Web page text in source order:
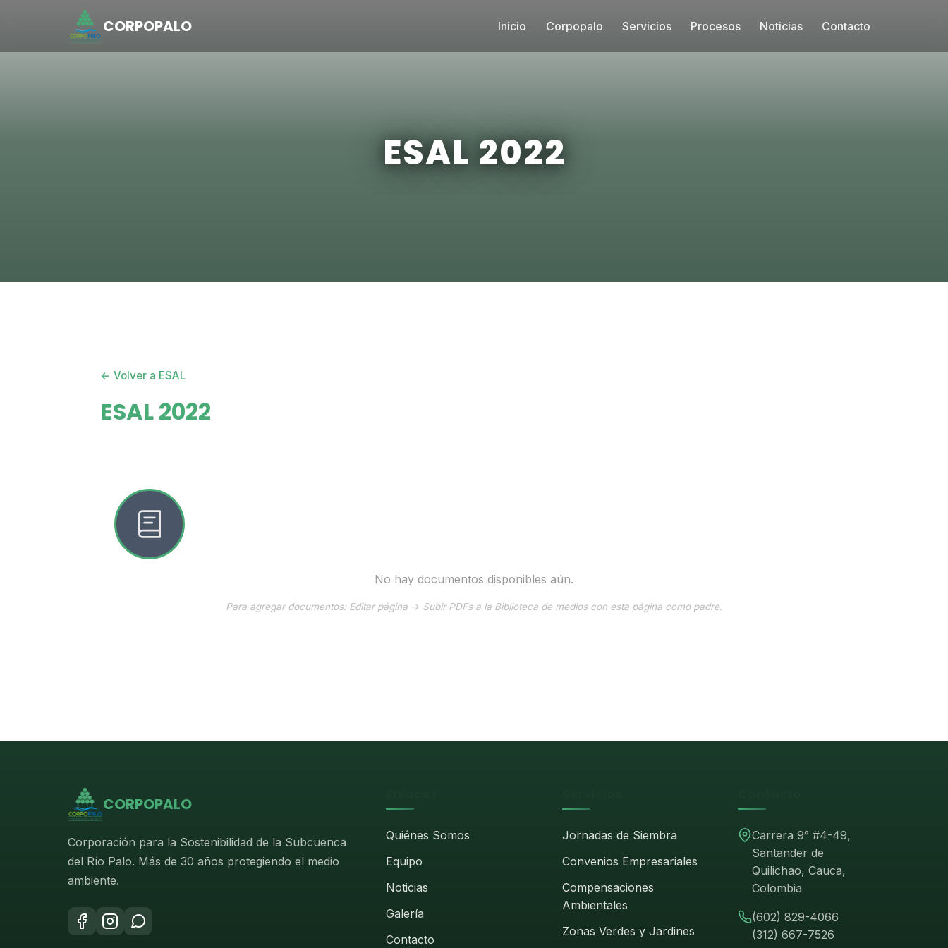
CORPOPALO Inicio Corpopalo Servicios Procesos Noticias Contacto
ESAL 2022
← Volver a ESAL
ESAL 2022
No hay documentos disponibles aún.
Para agregar documentos: Editar página → Subir PDFs a la Biblioteca de medios con esta página como padre.
CORPOPALO
Corporación para la Sostenibilidad de la Subcuenca
del Río Palo. Más de 30 años protegiendo el medio
ambiente.
Quiénes Somos
Equipo
Noticias
Galería
Contacto
Jornadas de Siembra
Convenios Empresariales
Compensaciones
Ambientales
Zonas Verdes y Jardines
Carrera 9° #4-49,
Santander de
Quilichao, Cauca,
Colombia
(602) 829-4066
(312) 667-7526